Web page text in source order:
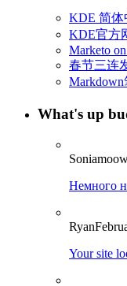
KDE 简体
KDE官方
Marketo
春节三连
What's up
Немного
Ryan
Your site